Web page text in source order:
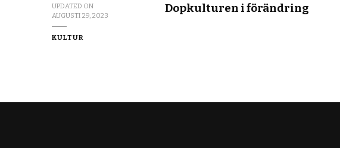
UPDATED ON
AUGUSTI 29, 2023
KULTUR
Dopkulturen i förändring